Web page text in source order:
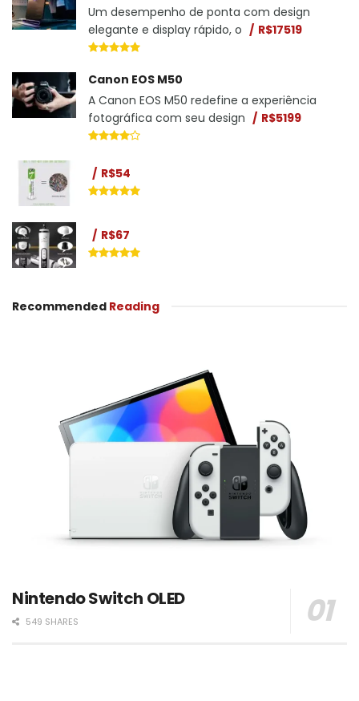
Um desempenho de ponta com design
elegante e display rápido, o
R$17519
Canon EOS M50
A Canon EOS M50 redefine a experiência
fotográfica com seu design
R$5199
R$54
R$67
Recommended Reading
Nintendo Switch OLED
549 SHARES